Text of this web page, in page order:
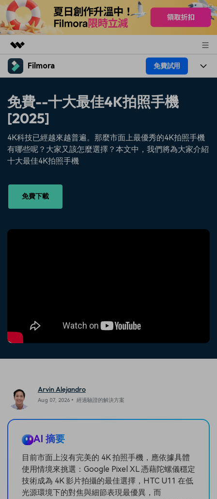
精選產品
實用工具
總覽
解決方案
關於我們
新聞中心
商店
支援
Filmora 免費試用
平台
素材
AI
影片 / 照片
音訊
解決方案
熱門人群
部落格
AI 進階 & 福利
幫助中心
聯絡我們 案例分享
產品信息
免費--十大最佳4K拍照手機
[2025]
4K科技已經越來越普遍。那麼市面上最優秀的4K拍照手機
有哪些呢？大家又該怎麼選擇？本文中，我們將為大家介紹
十大最佳4K拍照手機
免費下載
Arvin Alejandro
Aug 07, 2026• 經過驗證的解決方案
AI 摘要
目前市面上沒有完美的 4K 拍照手機，應依據具體
使用情境來挑選：Google Pixel XL 憑藉陀螺儀穩定
技術成為 4K 影片拍攝的最佳選擇，HTC U11 在低
光源環境下的對焦與細節表現最優異，而